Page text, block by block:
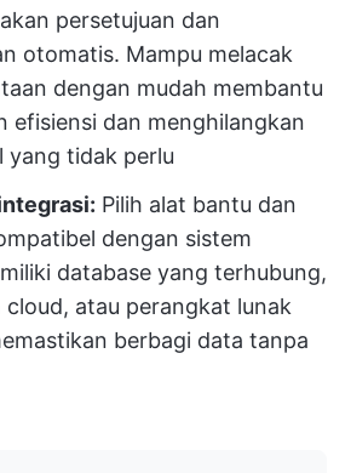
persetujuan dan
otomatis. Mampu melacak
dengan mudah membantu
efisiensi dan menghilangkan
yang tidak perlu
Pilih alat bantu dan
dengan sistem
database yang terhubung,
cloud, atau perangkat lunak
berbagi data tanpa